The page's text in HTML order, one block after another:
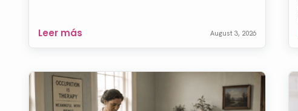
Leer más August 3, 2026